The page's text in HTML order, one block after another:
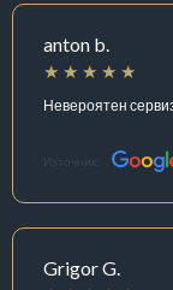
anton b.
Невероятен
Източник:
Grigor G.